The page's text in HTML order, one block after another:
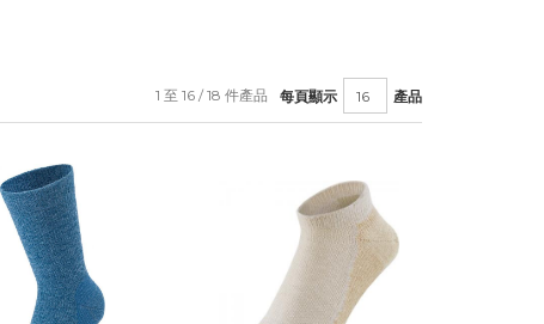
每頁顯示 產品
1 至 16 / 18 件產品